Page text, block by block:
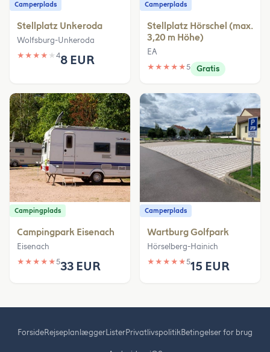
Camperplads
Stellplatz Unkeroda
Wolfsburg-Unkeroda
★ ★ ★ ★ ★ 48 EUR
Camperplads
Stellplatz Hörschel (max.
3,20 m Höhe)
EA
★ ★ ★ ★ ★5 Gratis
Campingplads
Campingpark Eisenach
Eisenach
★ ★ ★ ★ ★533 EUR
Camperplads
Wartburg Golfpark
Hörselberg-Hainich
★ ★ ★ ★ ★515 EUR
ForsideRejseplanlæggerListerPrivatlivspolitikBetingelser for brug